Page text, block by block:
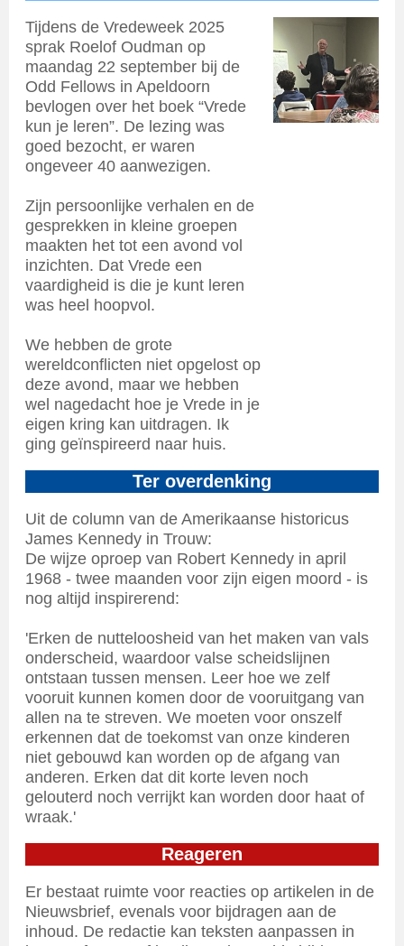
Tijdens de Vredeweek 2025
sprak Roelof Oudman op
maandag 22 september bij de
Odd Fellows in Apeldoorn
bevlogen over het boek “Vrede
kun je leren”. De lezing was
goed bezocht, er waren
ongeveer 40 aanwezigen.
Zijn persoonlijke verhalen en de
gesprekken in kleine groepen
maakten het tot een avond vol
inzichten. Dat Vrede een
vaardigheid is die je kunt leren
was heel hoopvol.
We hebben de grote
wereldconflicten niet opgelost op
deze avond, maar we hebben
wel nagedacht hoe je Vrede in je
eigen kring kan uitdragen. Ik
ging geïnspireerd naar huis.
Ter overdenking
Uit de column van de Amerikaanse historicus
James Kennedy in Trouw:
De wijze oproep van Robert Kennedy in april
1968 - twee maanden voor zijn eigen moord - is
nog altijd inspirerend:
'Erken de nutteloosheid van het maken van vals
onderscheid, waardoor valse scheidslijnen
ontstaan tussen mensen. Leer hoe we zelf
vooruit kunnen komen door de vooruitgang van
allen na te streven. We moeten voor onszelf
erkennen dat de toekomst van onze kinderen
niet gebouwd kan worden op de afgang van
anderen. Erken dat dit korte leven noch
gelouterd noch verrijkt kan worden door haat of
wraak.'
Reageren
Er bestaat ruimte voor reacties op artikelen in de
Nieuwsbrief, evenals voor bijdragen aan de
inhoud. De redactie kan teksten aanpassen in